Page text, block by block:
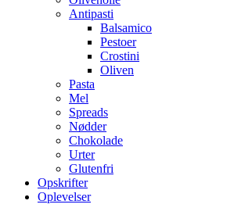
Antipasti
Balsamico
Pestoer
Crostini
Oliven
Pasta
Mel
Spreads
Nødder
Chokolade
Urter
Glutenfri
Opskrifter
Oplevelser